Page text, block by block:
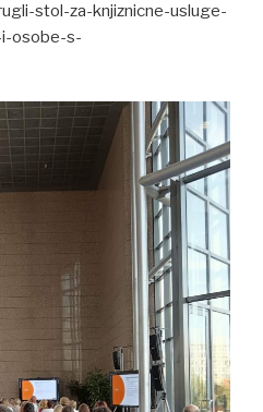
stol-za-knjiznicne-usluge-
osobe-s-